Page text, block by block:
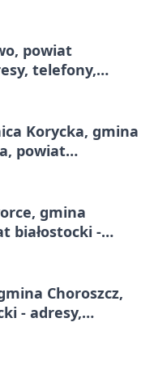
powiat
telefony,
Korycka, gmina
powiat
gmina
białostocki -
Choroszcz,
- adresy,